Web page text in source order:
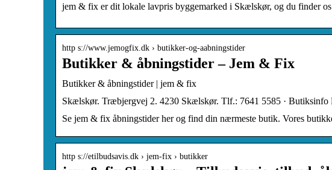
jem & fix er dit lokale lavpris byggemarked i Skælskør, og du finder
http s://www.jemogfix.dk › butikker-og-aabningstider
Butikker & åbningstider – Jem & Fix
Butikker & åbningstider | jem & fix
Skælskør. Træbjergvej 2. 4230 Skælskør. Tlf.: 7641 5585 ·
Se jem & fix åbningstider her og find din nærmeste butik. Vores
http s://etilbudsavis.dk › jem-fix › butikker